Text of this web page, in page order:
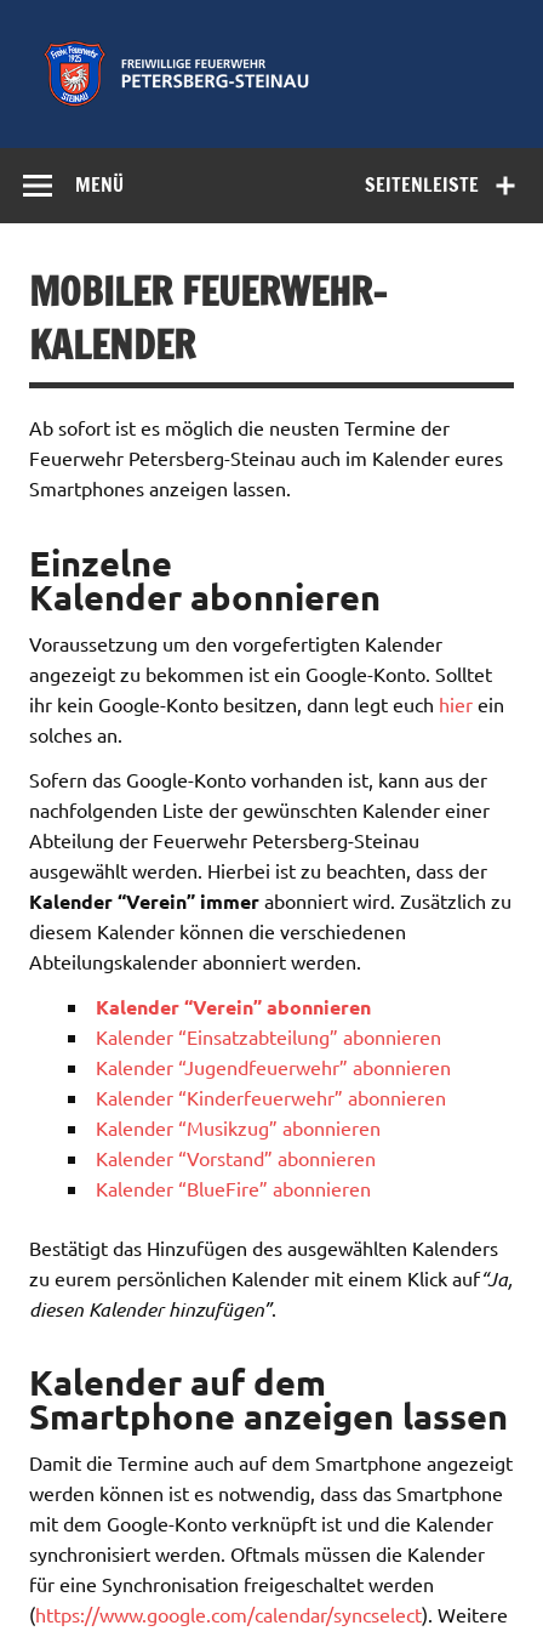
springen
Feuerwehr
Petersberg-
SEITENLEISTE
MENÜ
MOBILER FEUERWEHR-
KALENDER
Ab sofort ist es möglich die neusten Termine der
Feuerwehr Petersberg-Steinau auch im Kalender eures
Smartphones anzeigen lassen.
Einzelne
Kalender abonnieren
Voraussetzung um den vorgefertigten Kalender
angezeigt zu bekommen ist ein Google-Konto. Solltet
ihr kein Google-Konto besitzen, dann legt euch hier ein
solches an.
Sofern das Google-Konto vorhanden ist, kann aus der
nachfolgenden Liste der gewünschten Kalender einer
Abteilung der Feuerwehr Petersberg-Steinau
ausgewählt werden. Hierbei ist zu beachten, dass der
Kalender “Verein” immer abonniert wird. Zusätzlich zu
diesem Kalender können die verschiedenen
Abteilungskalender abonniert werden.
Kalender “Verein” abonnieren
Kalender “Einsatzabteilung” abonnieren
Kalender “Jugendfeuerwehr” abonnieren
Kalender “Kinderfeuerwehr” abonnieren
Kalender “Musikzug” abonnieren
Kalender “Vorstand” abonnieren
Kalender “BlueFire” abonnieren
Bestätigt das Hinzufügen des ausgewählten Kalenders
zu eurem persönlichen Kalender mit einem Klick auf“Ja,
diesen Kalender hinzufügen”.
Kalender auf dem
Smartphone anzeigen lassen
Damit die Termine auch auf dem Smartphone angezeigt
werden können ist es notwendig, dass das Smartphone
mit dem Google-Konto verknüpft ist und die Kalender
synchronisiert werden. Oftmals müssen die Kalender
für eine Synchronisation freigeschaltet werden
(https://www.google.com/calendar/syncselect). Weitere